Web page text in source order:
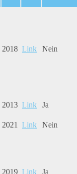
2018 Link Nein
2013 Link Ja
2021 Link Nein
2019 Link Ja